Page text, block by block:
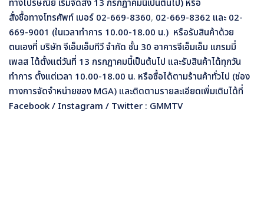
ทางไปรษณีย์ เริ่มจัดส่ง 13 กรกฏาคมนี้เป็นต้นไป) หรือ
สั่งซื้อทางโทรศัพท์ เบอร์ 02-669-8360, 02-669-8362 และ 02-
669-9001 (ในเวลาทำการ 10.00-18.00 น.) หรือรับสินค้าด้วย
ตนเองที่ บริษัท จีเอ็มเอ็มทีวี จำกัด ชั้น 30 อาคารจีเอ็มเอ็ม แกรมมี่
เพลส ได้ตั้งแต่วันที่ 13 กรกฏาคมนี้เป็นต้นไป และรับสินค้าได้ทุกวัน
ทำการ ตั้งแต่เวลา 10.00-18.00 น. หรือซื้อได้ตามร้านค้าทั่วไป (ช่อง
ทางการจัดจำหน่ายของ MGA) และติดตามรายละเอียดเพิ่มเติมได้ที่
Facebook / Instagram / Twitter : GMMTV